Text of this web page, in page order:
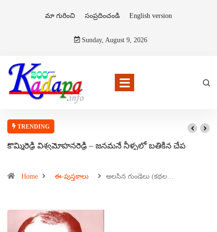
మా గురించి సంప్రదించండి English version
Sunday, August 9, 2026
TRENDING
కొమ్మిరెడ్డి విశ్వమోహనరెడ్డి – జనమనే నీళ్ళలో బతికిన చేప
Home ఈ-పుస్తకాలు అలసిన గుండెలు (కథల…